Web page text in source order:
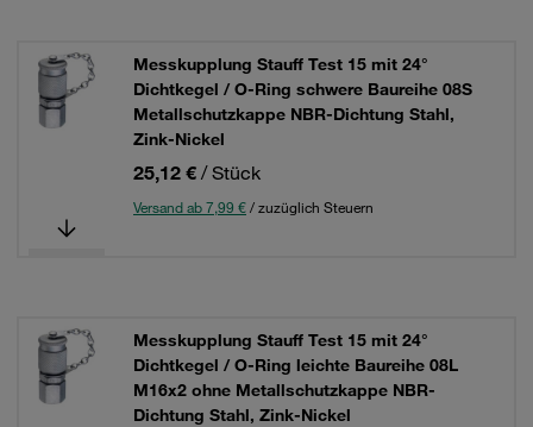
Messkupplung Stauff Test 15 mit 24°
Dichtkegel / O-Ring schwere Baureihe 08S
Metallschutzkappe NBR-Dichtung Stahl,
Zink-Nickel
25,12 € / Stück
Versand ab 7,99 €/ zuzüglich Steuern
Messkupplung Stauff Test 15 mit 24°
Dichtkegel / O-Ring leichte Baureihe 08L
M16x2 ohne Metallschutzkappe NBR-
Dichtung Stahl, Zink-Nickel